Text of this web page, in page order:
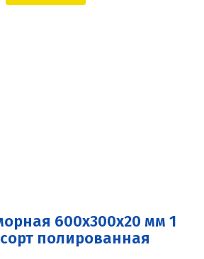
600x300x20 мм 1
полированная